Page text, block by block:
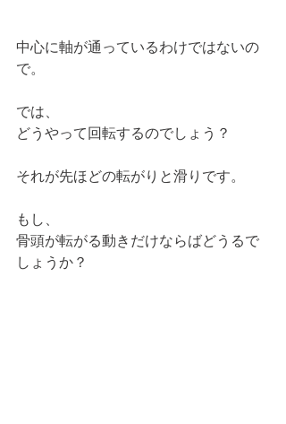
中心に軸が通っているわけではないの
で。
では、
どうやって回転するのでしょう？
それが先ほどの転がりと滑りです。
もし、
骨頭が転がる動きだけならばどうるで
しょうか？